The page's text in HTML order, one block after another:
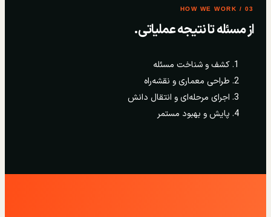
03 / HOW WE WORK
از مسئله تا نتیجه عملیاتی.
کشف و شناخت مسئله
طراحی معماری و نقشه‌راه
اجرای مرحله‌ای و انتقال دانش
پایش و بهبود مستمر